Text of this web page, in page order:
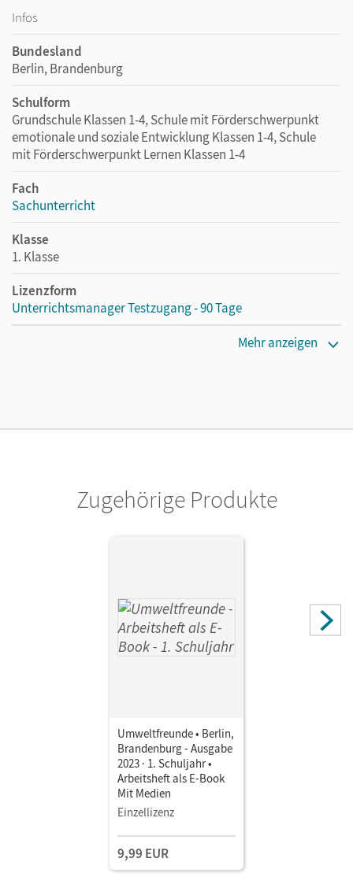
Infos
Bundesland
Berlin, Brandenburg
Schulform
Grundschule Klassen 1-4, Schule mit Förderschwerpunkt
emotionale und soziale Entwicklung Klassen 1-4, Schule
mit Förderschwerpunkt Lernen Klassen 1-4
Fach
Sachunterricht
Klasse
1. Klasse
Lizenzform
Unterrichtsmanager Testzugang - 90 Tage
Unterrichtsmanager 90 Tage lang zu testen.
Mehr anzeigen
Zugehörige Produkte
Umweltfreunde • Berlin,
Brandenburg - Ausgabe
2023 · 1. Schuljahr •
Arbeitsheft als E-Book
Mit Medien
Einzellizenz
9,99 EUR